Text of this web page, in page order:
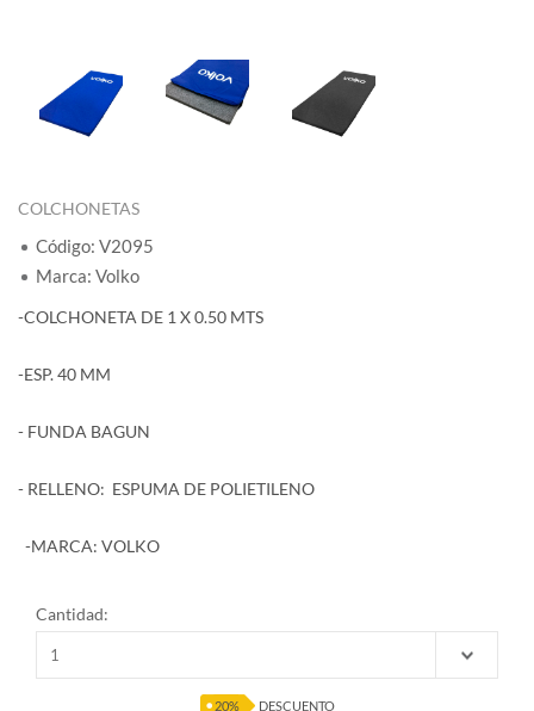
COLCHONETAS
Código: V2095
Marca: Volko
-COLCHONETA DE 1 X 0.50 MTS
-ESP. 40 MM
- FUNDA BAGUN
- RELLENO: ESPUMA DE POLIETILENO
-MARCA: VOLKO
Cantidad:
20% DESCUENTO